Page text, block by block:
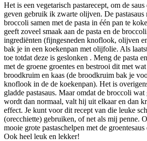
Het is een vegetarisch pastarecept, om de
geven gebruik ik zwarte olijven. De pastasaus
broccoli samen met de pasta in één pan te
geeft zoveel smaak aan de pasta en de
ingrediënten (fijngesneden knoflook, olijven
bak je in een koekenpan met olijfolie. Als
toe totdat deze is geslonken . Meng de pasta
met de groene groentes en bestrooi dit met
broodkruim en kaas (de broodkruim bak je
knoflook in de de koekenpan). Het is
gladde pastasaus. Maar omdat de broccoli
wordt dan normaal, valt hij uit elkaar en dan
effect. Je kunt voor dit recept van die leuke
(orecchiette) gebruiken, of net als mij penne.
mooie grote pastaschelpen met de
Ook heel leuk en lekker!